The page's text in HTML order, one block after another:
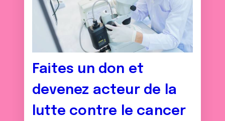
Faites un don et
devenez acteur de la
lutte contre le cancer